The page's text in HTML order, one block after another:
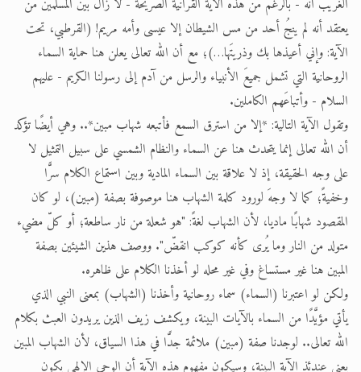
الغريب أنه - بالرغم من هذه الآية القرآنية الصريحة - لا زال بين المسلمين من
يعتقد أنه لم ينجُ أحد من مس الشيطان إلا عيسى وأمه مريم! (القرطبي، تحت
الآية: وإني أعيذها بك وذريتَها…)؛ مع أن الله تعالى يعلن هنا حماية السماء
الروحانية التي تشمل جميعَ الأنبياء والرسل من آدم إلى رسولنا الكريم - عليهم
السلام - وأتباعَهم الكاملين.
وتقول الآية التالية: *إلا من استرق السمع فأتبعه شهاب مبين*.. وهي أيضًا تؤكد
أن الله تعالى إنما يتحدث هنا عن السماء والنظام الشمسي على سبيل التمثيل لا
على وجه الحقيقة، إذ لا علاقة بين السماء المادية وبين استماع الكلام سرًّا
وخفيةً؛ كما لا وجهَ لورود كلمة الشهاب هنا موصوفة بصفة (مبين)، لو كان
المقصود شهابًا ماديا، لأن الشهاب لغةً: "هو شعلة من نار ساطعة؛ أو كلّ مضيء
متولد من النار وما يُرى كأنه كوكب انقضّ". ووصف هذين الشيئين بصفة
المبين هنا غير مستساغ وفي غير محله لو أخذنا الكلام على ظاهره.
ولكن لو اعتبرنا (السماء) سماء روحانية وأخذنا (الشهاب) بمعنى النبي الذي
يأتي مؤيَّدًا من السماء بالآيات البينة، ويكشف زيف الذين يريدون العبث بكلام
الله تعالى.. لوجدنا صفة (مبين) ملائمة جدًّا في هذا السياق، لأن الشهاب المبين
يعني عندئذ الآية البينة، وسيكون مفهوم هذه الآية أن الوحي الإلهي يكون